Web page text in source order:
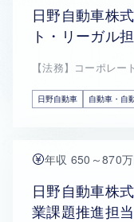
日野自動車株
ト・リーガル
【法務】コーポレ
日野自動車 自動車・自
年収 650～870
日野自動車株
業課題推進担